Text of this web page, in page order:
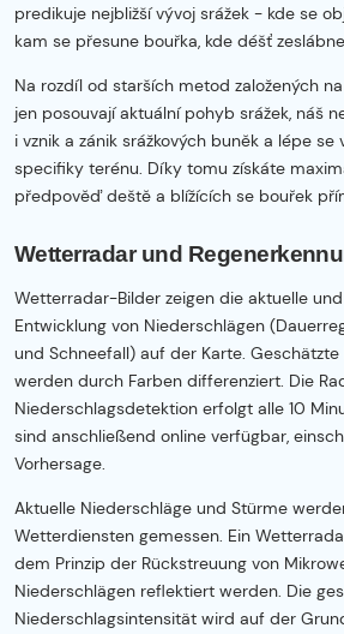
predikuje nejbližší vývoj srážek - kde se
kam se přesune bouřka, kde déšť
Na rozdíl od starších metod založených
jen posouvají aktuální pohyb srážek, náš
i vznik a zánik srážkových buněk a lépe se
specifiky terénu. Díky tomu získáte
předpověď deště a blížících se bouřek
Wetterradar und
Wetterradar-Bilder zeigen die aktuelle
Entwicklung von Niederschlägen
und Schneefall) auf der Karte.
werden durch Farben differenziert. Die
Niederschlagsdetektion erfolgt alle 10
sind anschließend online verfügbar,
Vorhersage.
Aktuelle Niederschläge und Stürme
Wetterdiensten gemessen. Ein
dem Prinzip der Rückstreuung von
Niederschlägen reflektiert werden. Die
Niederschlagsintensität wird auf der